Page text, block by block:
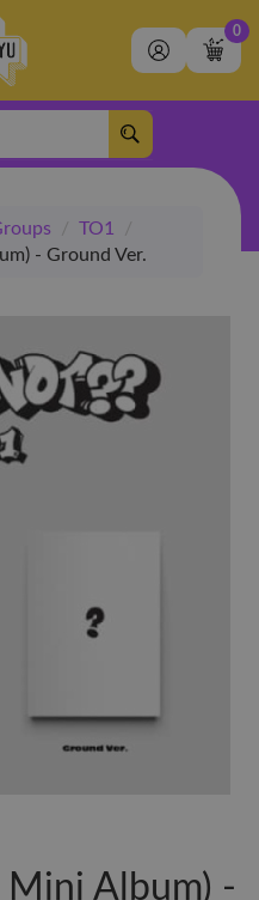
0
/ TO1
/
- Ground Ver.
Album) -